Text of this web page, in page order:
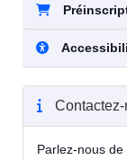
Parlez-nous